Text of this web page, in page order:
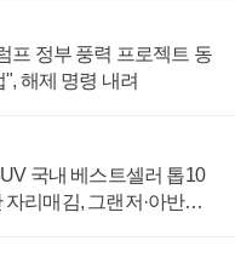
프 정부 풍력 프로젝트 동
해제 명령 내려
국내 베스트셀러 톱10
리매김, 그랜저·아반떼